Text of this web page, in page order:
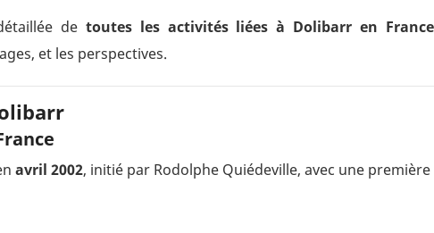
de toutes les activités liées à Dolibarr en France
et les perspectives.
avril 2002, initié par Rodolphe Quiédeville, avec une